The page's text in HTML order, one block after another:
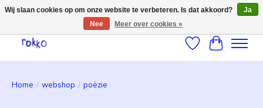
Verlanglijst
Home / webshop / poëzie
Wij slaan cookies op om onze website te verbeteren. Is dat akkoord?
Ja
Nee
Meer over cookies »